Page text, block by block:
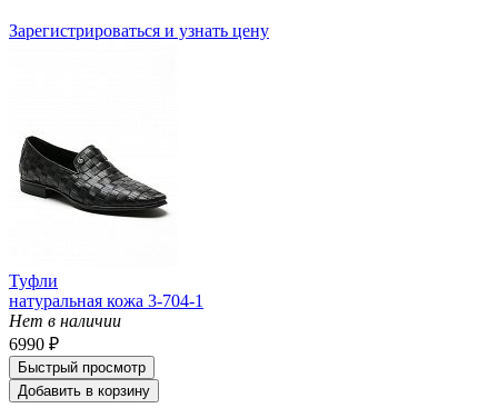
Зарегистрироваться и узнать цену
Туфли
натуральная кожа 3-704-1
Нет в наличии
6990 ₽
Быстрый просмотр
Добавить в корзину